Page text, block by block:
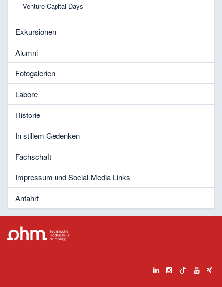
Venture Capital Days
Exkursionen
Alumni
Fotogalerien
Labore
Historie
In stillem Gedenken
Fachschaft
Impressum und Social-Media-Links
Anfahrt